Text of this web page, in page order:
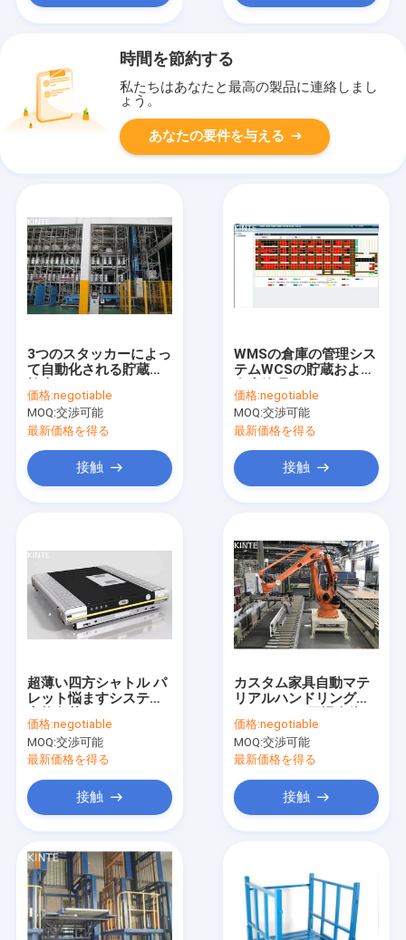
製品
わたしたち に つい て
時間を節約する
私たちはあなたと最高の製品に連絡しまし
ょう。
あなたの要件を与える
3つのスタッカーによっ
て自動化される貯蔵の
ルのタイプ棚
価格:negotiable
MOQ:交渉可能
最新価格を得る
接触
WMSの倉庫の管理シス
テムWCSの貯蔵および
価格:negotiable
MOQ:交渉可能
最新価格を得る
接触
超薄い四方シャトル パ
レット悩ますシステム
価格:negotiable
MOQ:交渉可能
最新価格を得る
接触
カスタム家具自動マテ
リアルハンドリングシ
生産プロセスをサポー
ト
価格:negotiable
MOQ:交渉可能
最新価格を得る
接触